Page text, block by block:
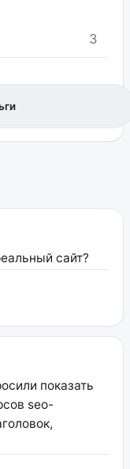
3
сайт?
показать
seo-